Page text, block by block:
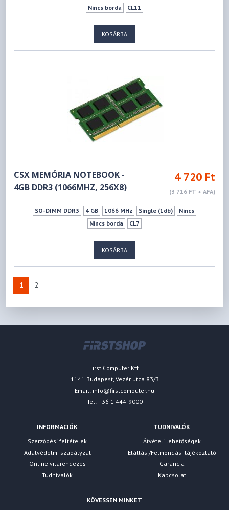
Nincs borda
CL11
KOSÁRBA
CSX MEMÓRIA NOTEBOOK -
4GB DDR3 (1066MHZ, 256X8)
4 720 Ft
(3 716 FT + ÁFA)
SO-DIMM DDR3 4 GB 1066 MHz Single (1db)
Nincs
Nincs borda
CL7
KOSÁRBA
1 2
First Computer Kft.
1141 Budapest, Vezér utca 83/B
Email: info@firstcomputer.hu
Tel: +36 1 444-9000
INFORMÁCIÓK
Szerződési feltételek
Adatvédelmi szabályzat
Online vitarendezés
Tudnivalók
TUDNIVALÓK
Átvételi lehetőségek
Elállási/Felmondási tájékoztató
Garancia
Kapcsolat
KÖVESSEN MINKET